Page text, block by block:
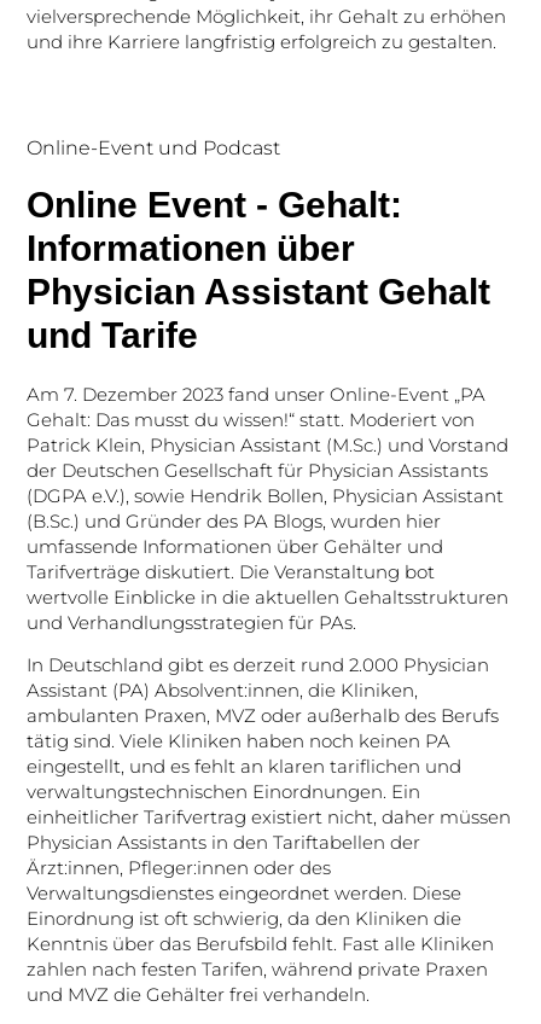
vielversprechende Möglichkeit, ihr Gehalt zu erhöhen
und ihre Karriere langfristig erfolgreich zu gestalten.
Online-Event und Podcast
Online Event - Gehalt:
Informationen über
Physician Assistant Gehalt
und Tarife
Am 7. Dezember 2023 fand unser Online-Event „PA
Gehalt: Das musst du wissen!“ statt. Moderiert von
Patrick Klein, Physician Assistant (M.Sc.) und Vorstand
der Deutschen Gesellschaft für Physician Assistants
(DGPA e.V.), sowie Hendrik Bollen, Physician Assistant
(B.Sc.) und Gründer des PA Blogs, wurden hier
umfassende Informationen über Gehälter und
Tarifverträge diskutiert. Die Veranstaltung bot
wertvolle Einblicke in die aktuellen Gehaltsstrukturen
und Verhandlungsstrategien für PAs.
In Deutschland gibt es derzeit rund 2.000 Physician
Assistant (PA) Absolvent:innen, die Kliniken,
ambulanten Praxen, MVZ oder außerhalb des Berufs
tätig sind. Viele Kliniken haben noch keinen PA
eingestellt, und es fehlt an klaren tariflichen und
verwaltungstechnischen Einordnungen. Ein
einheitlicher Tarifvertrag existiert nicht, daher müssen
Physician Assistants in den Tariftabellen der
Ärzt:innen, Pfleger:innen oder des
Verwaltungsdienstes eingeordnet werden. Diese
Einordnung ist oft schwierig, da den Kliniken die
Kenntnis über das Berufsbild fehlt. Fast alle Kliniken
zahlen nach festen Tarifen, während private Praxen
und MVZ die Gehälter frei verhandeln.